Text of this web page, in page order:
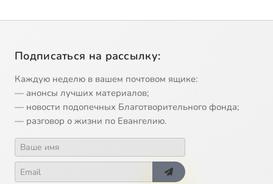
Подписаться на рассылку:
Каждую неделю в вашем почтовом ящике:
— анонсы лучших материалов;
— новости подопечных Благотворительного фонда;
— разговор о жизни по Евангелию.